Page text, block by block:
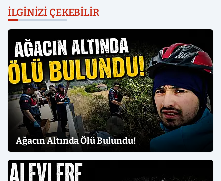
İLGINIZI ÇEKEBILIR
Ağacın Altında Ölü Bulundu!